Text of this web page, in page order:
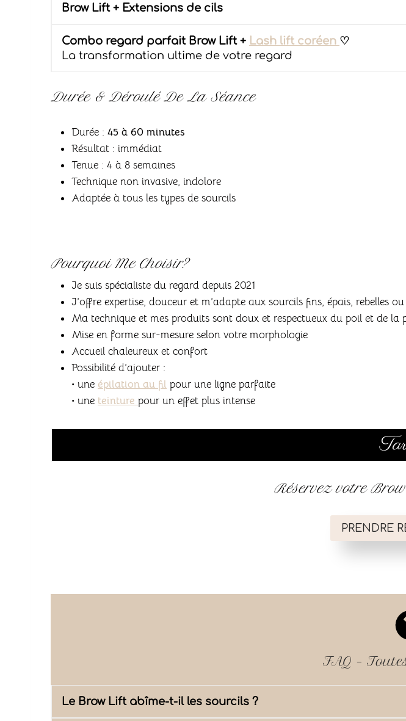
Brow Lift + Extensions de cils
Combo regard parfait Brow Lift + Lash lift coréen ♡
La transformation ultime de votre regard
Durée & Déroulé De La Séance
Durée : 45 à 60 minutes
Résultat : immédiat
Tenue : 4 à 8 semaines
Technique non invasive, indolore
Adaptée à tous les types de sourcils
Pourquoi Me Choisir?
Je suis spécialiste du regard depuis 2021
J’offre expertise, douceur et m’adapte aux sourcils fins, épais, rebelles
Ma technique et mes produits sont doux et respectueux du poil et de la
Mise en forme sur-mesure selon votre morphologie
Accueil chaleureux et confort
Possibilité d’ajouter :
• une épilation au fil pour une ligne parfaite
• une teinture pour un effet plus intense
Réservez votre
PRENDRE
FAQ –
Le Brow Lift abîme-t-il les sourcils ?